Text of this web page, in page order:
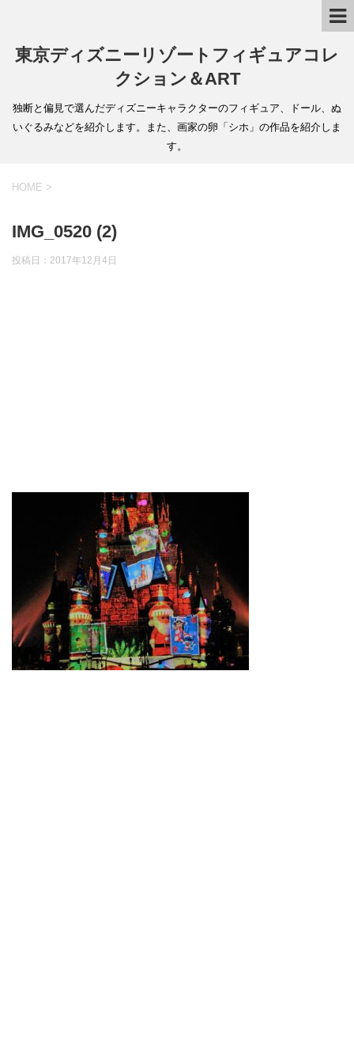
東京ディズニーリゾートフィギュアコレ
クション＆ART
独断と偏見で選んだディズニーキャラクターのフィギュア、ドール、ぬ
いぐるみなどを紹介します。また、画家の卵「シホ」の作品を紹介しま
す。
HOME >
IMG_0520 (2)
投稿日： 2017年12月4日